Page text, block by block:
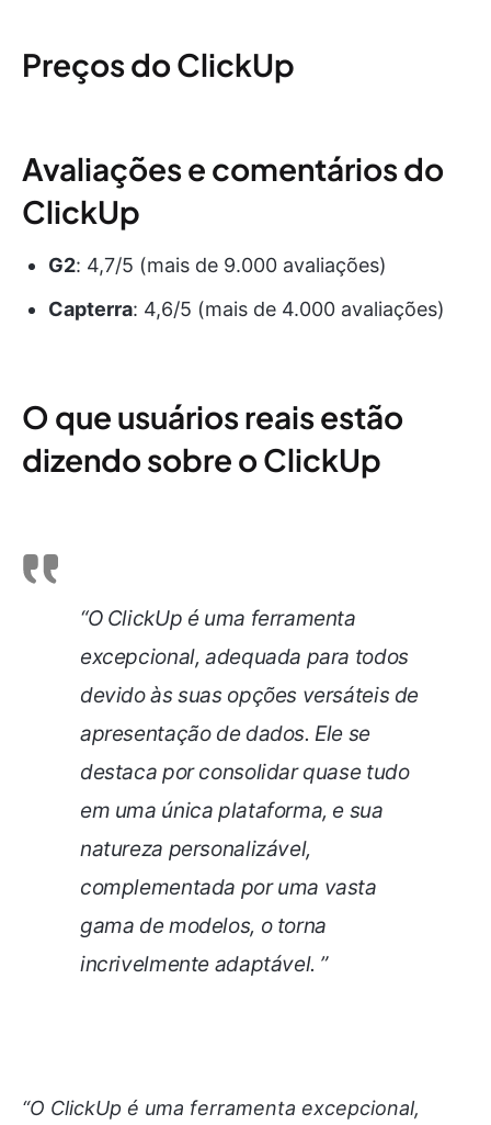
Preços do ClickUp
Avaliações e comentários do
ClickUp
G2: 4,7/5 (mais de 9.000 avaliações)
Capterra: 4,6/5 (mais de 4.000 avaliações)
O que usuários reais estão
dizendo sobre o ClickUp
“O ClickUp é uma ferramenta
excepcional, adequada para todos
devido às suas opções versáteis de
apresentação de dados. Ele se
destaca por consolidar quase tudo
em uma única plataforma, e sua
natureza personalizável,
complementada por uma vasta
gama de modelos, o torna
incrivelmente adaptável. ”
“O ClickUp é uma ferramenta excepcional,